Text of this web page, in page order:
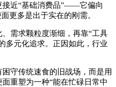
接近“基础消费品”——它偏向
更多是出于实在的刚需。
需求颗粒度渐细，再靠“工具
多元化追求。正因如此，行业
守传统速食的旧战场，而是用
重塑为一种“能在忙碌日常中